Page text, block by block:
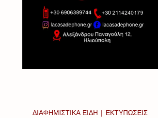
ΔΙΑΦΗΜΙΣΤΙΚΑ ΕΙΔΗ | ΕΚΤΥΠΩΣΕΙΣ